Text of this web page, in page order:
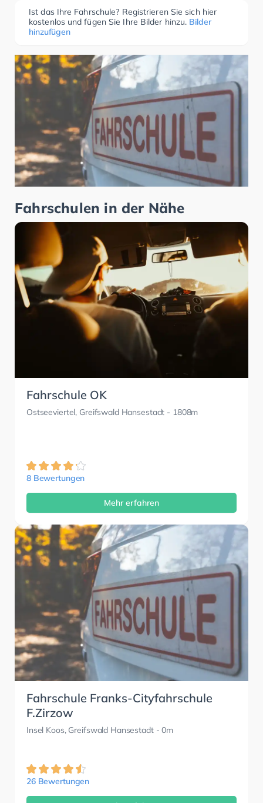
Ist das Ihre Fahrschule? Registrieren Sie sich hier
kostenlos und fügen Sie Ihre Bilder hinzu. Bilder
hinzufügen
Fahrschulen in der Nähe
Fahrschule OK
Ostseeviertel, Greifswald Hansestadt - 1808m
8 Bewertungen
Mehr erfahren
Fahrschule Franks-Cityfahrschule
F.Zirzow
Insel Koos, Greifswald Hansestadt- 0m
26 Bewertungen